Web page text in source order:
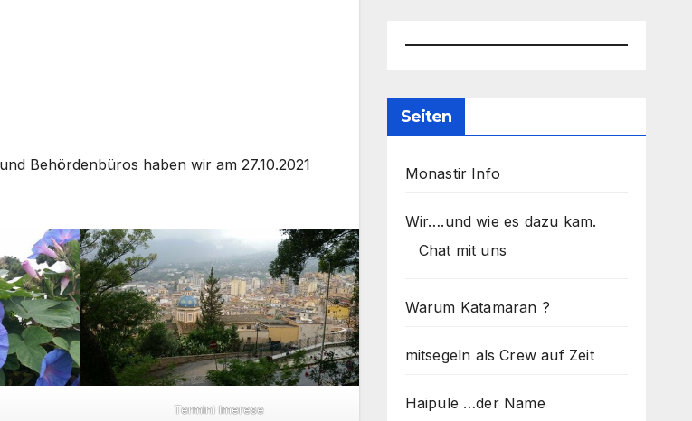
Behördenbüros haben wir am 27.10.2021
Termini Imerese
Seiten
Monastir Info
Wir….und wie es dazu kam.
Chat mit uns
Warum Katamaran ?
mitsegeln als Crew auf Zeit
Haipule …der Name